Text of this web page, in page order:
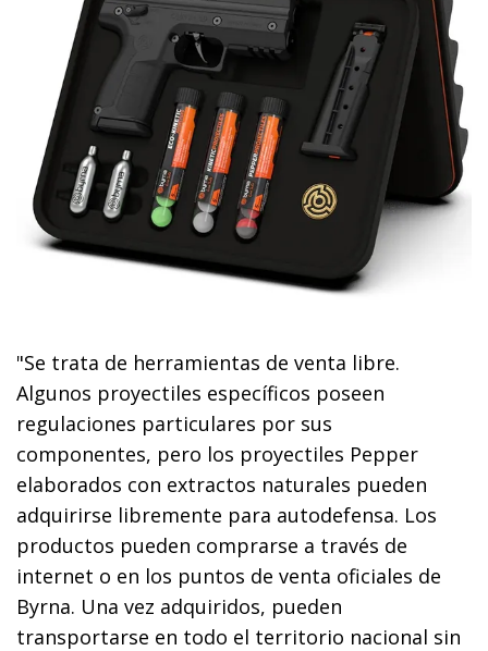
"Se trata de herramientas de venta libre.
Algunos proyectiles específicos poseen
regulaciones particulares por sus
componentes, pero los proyectiles Pepper
elaborados con extractos naturales pueden
adquirirse libremente para autodefensa. Los
productos pueden comprarse a través de
internet o en los puntos de venta oficiales de
Byrna. Una vez adquiridos, pueden
transportarse en todo el territorio nacional sin